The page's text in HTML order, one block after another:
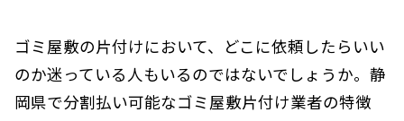
ゴミ屋敷の片付けにおいて、どこに依頼したらいい
のか迷っている人もいるのではないでしょうか。静
岡県で分割払い可能なゴミ屋敷片付け業者の特徴